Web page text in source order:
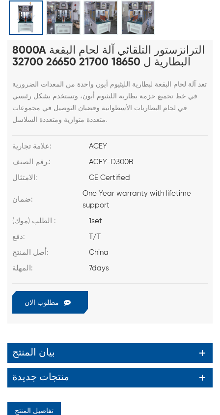
8000A الترانزستور التلقائي آلة لحام البقعة
البطارية ل 18650 21700 26650 32700
تعد آلة لحام البقعة لبطارية الليثيوم أيون واحدة من المعدات الضرورية
في خط تجميع حزمة بطارية الليثيوم أيون، وتستخدم بشكل رئيسي
في لحام البطاريات الأسطوانية وقضبان التوصيل في مجموعات
علامة تجارية: ACEY
رقم الصنف.: ACEY-D300B
الامتثال: CE Certified
ضمان:
One Year warranty with lifetime
support
الطلب (موك) : 1set
دفع: T/T
أصل المنتج: China
المهلة: 7days
مطلوب الان
بيان المنتج
منتجات جديدة
تفاصيل المنتج